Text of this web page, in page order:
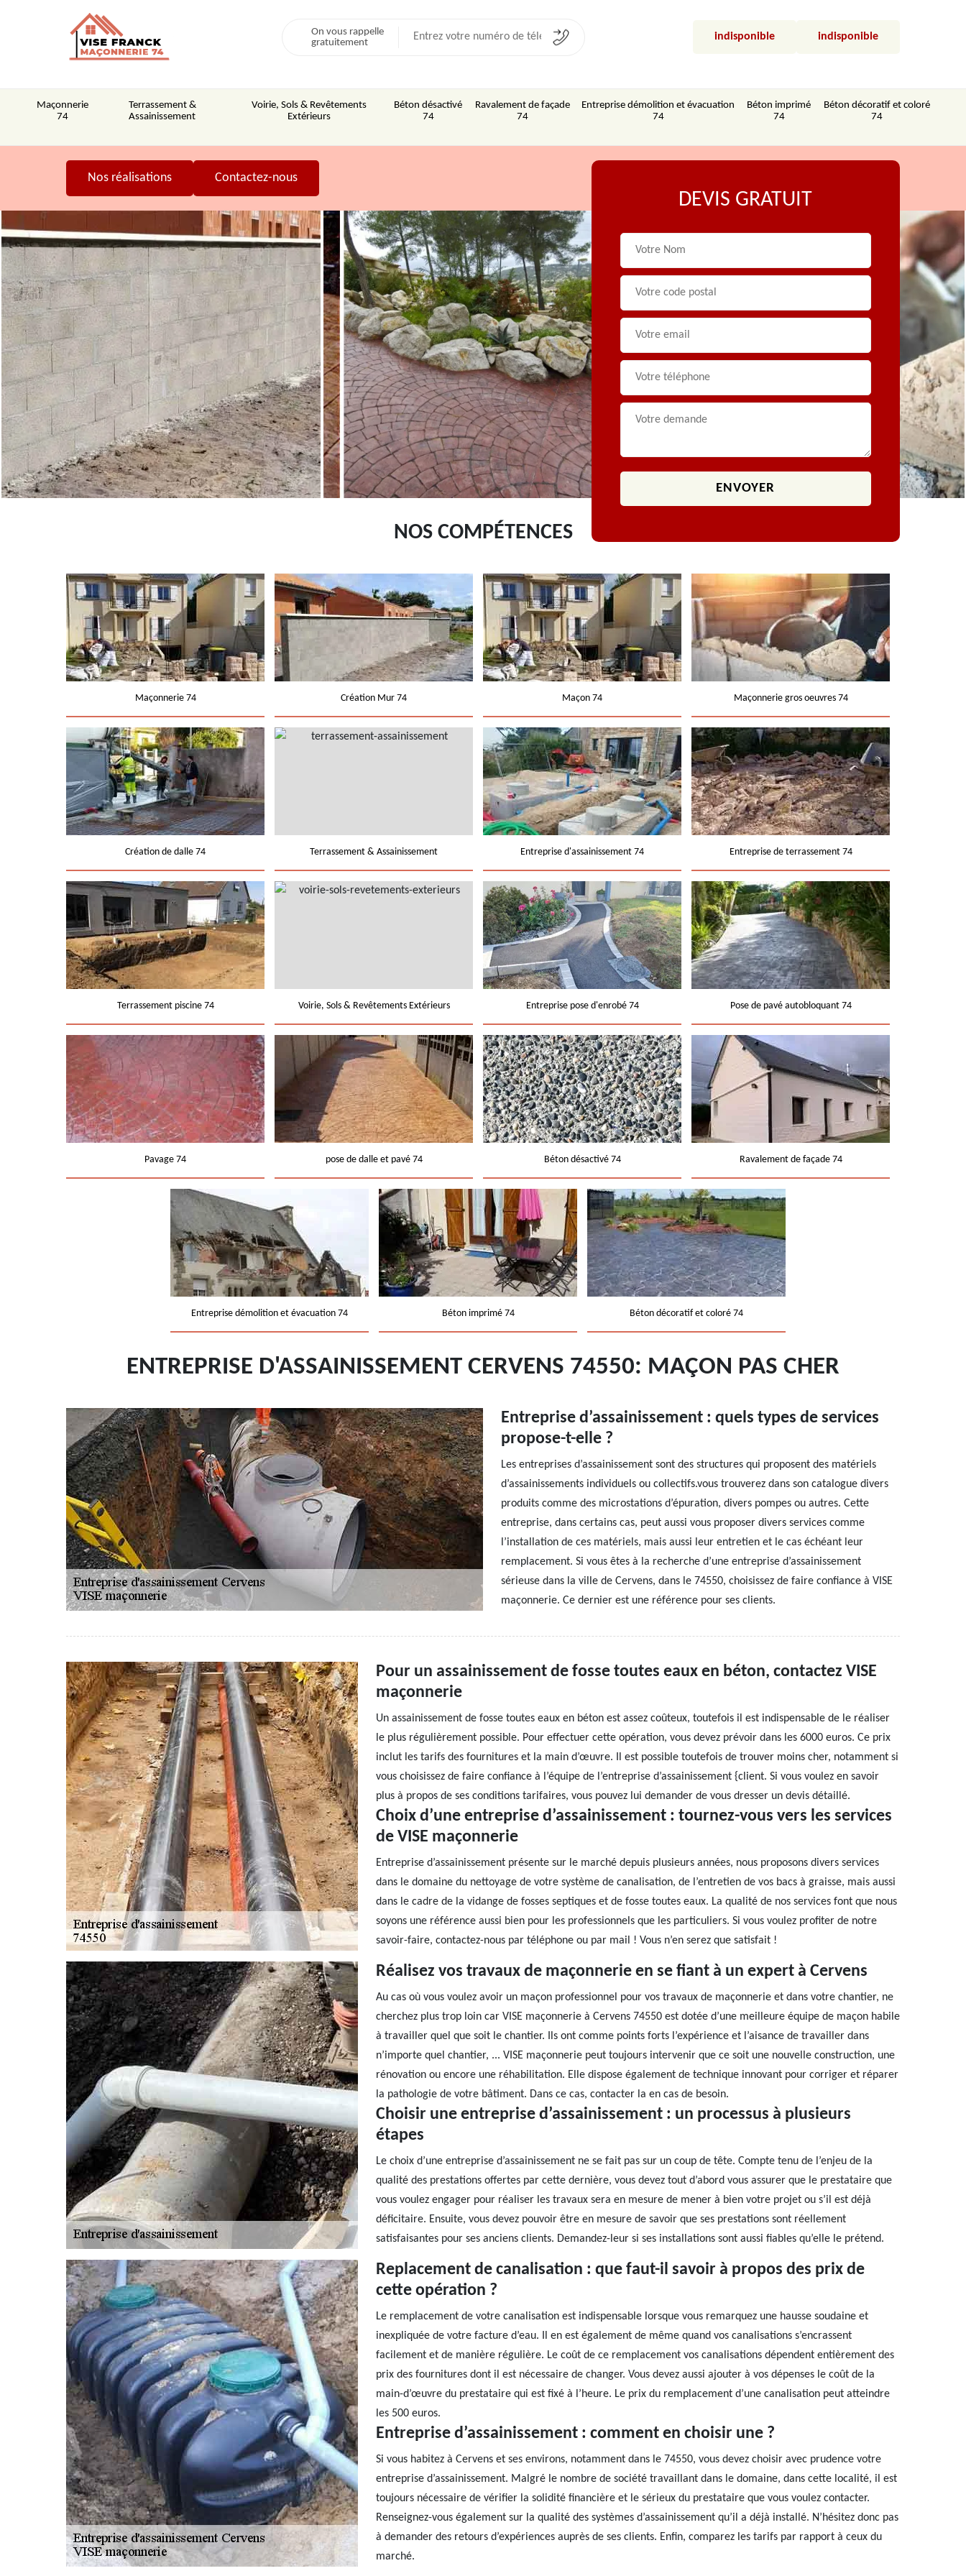
On vous rappelle
gratuitement
indisponible indisponible
Maçonnerie
74
Terrassement &
Assainissement
Voirie, Sols & Revêtements
Extérieurs
Béton désactivé
74
Ravalement de façade
74
Entreprise démolition et évacuation
74
Béton imprimé
74
Béton décoratif et coloré
74
Nos réalisations Contactez-nous
DEVIS GRATUIT
NOS COMPÉTENCES
Maçonnerie 74 Création Mur 74 Maçon 74 Maçonnerie gros oeuvres 74
Création de dalle 74 Terrassement & Assainissement Entreprise d'assainissement 74 Entreprise de terrassement 74
Terrassement piscine 74 Voirie, Sols & Revêtements Extérieurs Entreprise pose d'enrobé 74 Pose de pavé autobloquant 74
Pavage 74 pose de dalle et pavé 74 Béton désactivé 74 Ravalement de façade 74
Entreprise démolition et évacuation 74 Béton imprimé 74 Béton décoratif et coloré 74
ENTREPRISE D'ASSAINISSEMENT CERVENS 74550: MAÇON PAS CHER
Entreprise d’assainissement : quels types de services
propose-t-elle ?
Les entreprises d’assainissement sont des structures qui proposent des matériels
d’assainissements individuels ou collectifs.vous trouverez dans son catalogue divers
produits comme des microstations d’épuration, divers pompes ou autres. Cette
entreprise, dans certains cas, peut aussi vous proposer divers services comme
l’installation de ces matériels, mais aussi leur entretien et le cas échéant leur
remplacement. Si vous êtes à la recherche d’une entreprise d’assainissement
sérieuse dans la ville de Cervens, dans le 74550, choisissez de faire confiance à VISE
maçonnerie. Ce dernier est une référence pour ses clients.
Pour un assainissement de fosse toutes eaux en béton, contactez VISE
maçonnerie
Un assainissement de fosse toutes eaux en béton est assez coûteux, toutefois il est indispensable de le réaliser
le plus régulièrement possible. Pour effectuer cette opération, vous devez prévoir dans les 6000 euros. Ce prix
inclut les tarifs des fournitures et la main d’œuvre. Il est possible toutefois de trouver moins cher, notamment si
vous choisissez de faire confiance à l’équipe de l’entreprise d’assainissement {client. Si vous voulez en savoir
plus à propos de ses conditions tarifaires, vous pouvez lui demander de vous dresser un devis détaillé.
Choix d’une entreprise d’assainissement : tournez-vous vers les services
de VISE maçonnerie
Entreprise d’assainissement présente sur le marché depuis plusieurs années, nous proposons divers services
dans le domaine du nettoyage de votre système de canalisation, de l’entretien de vos bacs à graisse, mais aussi
dans le cadre de la vidange de fosses septiques et de fosse toutes eaux. La qualité de nos services font que nous
soyons une référence aussi bien pour les professionnels que les particuliers. Si vous voulez profiter de notre
savoir-faire, contactez-nous par téléphone ou par mail ! Vous n’en serez que satisfait !
Réalisez vos travaux de maçonnerie en se fiant à un expert à Cervens
Au cas où vous voulez avoir un maçon professionnel pour vos travaux de maçonnerie et dans votre chantier, ne
cherchez plus trop loin car VISE maçonnerie à Cervens 74550 est dotée d’une meilleure équipe de maçon habile
à travailler quel que soit le chantier. Ils ont comme points forts l’expérience et l’aisance de travailler dans
n’importe quel chantier, ... VISE maçonnerie peut toujours intervenir que ce soit une nouvelle construction, une
rénovation ou encore une réhabilitation. Elle dispose également de technique innovant pour corriger et réparer
la pathologie de votre bâtiment. Dans ce cas, contacter la en cas de besoin.
Choisir une entreprise d’assainissement : un processus à plusieurs
étapes
Le choix d’une entreprise d’assainissement ne se fait pas sur un coup de tête. Compte tenu de l’enjeu de la
qualité des prestations offertes par cette dernière, vous devez tout d’abord vous assurer que le prestataire que
vous voulez engager pour réaliser les travaux sera en mesure de mener à bien votre projet ou s’il est déjà
déficitaire. Ensuite, vous devez pouvoir être en mesure de savoir que ses prestations sont réellement
satisfaisantes pour ses anciens clients. Demandez-leur si ses installations sont aussi fiables qu’elle le prétend.
Replacement de canalisation : que faut-il savoir à propos des prix de
cette opération ?
Le remplacement de votre canalisation est indispensable lorsque vous remarquez une hausse soudaine et
inexpliquée de votre facture d’eau. Il en est également de même quand vos canalisations s’encrassent
facilement et de manière régulière. Le coût de ce remplacement vos canalisations dépendent entièrement des
prix des fournitures dont il est nécessaire de changer. Vous devez aussi ajouter à vos dépenses le coût de la
main-d’œuvre du prestataire qui est fixé à l’heure. Le prix du remplacement d’une canalisation peut atteindre
les 500 euros.
Entreprise d’assainissement : comment en choisir une ?
Si vous habitez à Cervens et ses environs, notamment dans le 74550, vous devez choisir avec prudence votre
entreprise d’assainissement. Malgré le nombre de société travaillant dans le domaine, dans cette localité, il est
toujours nécessaire de vérifier la solidité financière et le sérieux du prestataire que vous voulez contacter.
Renseignez-vous également sur la qualité des systèmes d’assainissement qu’il a déjà installé. N’hésitez donc pas
à demander des retours d’expériences auprès de ses clients. Enfin, comparez les tarifs par rapport à ceux du
marché.